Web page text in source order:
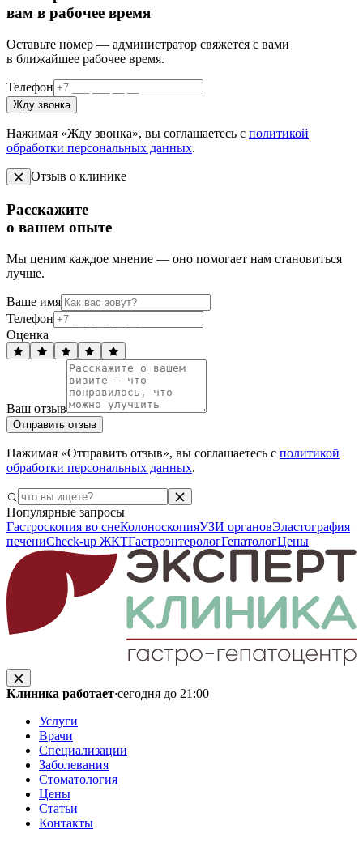
вам в рабочее время
Оставьте номер — администратор свяжется с вами
в ближайшее рабочее время.
Телефон
Жду звонка
Нажимая «Жду звонка», вы соглашаетесь с политикой
обработки персональных данных.
Отзыв о клинике
Расскажите
о вашем опыте
Мы ценим каждое мнение — оно помогает нам становиться
лучше.
Ваше имя
Телефон
Оценка
Ваш отзыв
Отправить отзыв
Нажимая «Отправить отзыв», вы соглашаетесь с политикой
обработки персональных данных.
Популярные запросы
Гастроскопия во снеКолоноскопияУЗИ органовЭластография
печениCheck-up ЖКТГастроэнтерологГепатологЦены
Клиника работает·сегодня до 21:00
Услуги
Врачи
Специализации
Заболевания
Стоматология
Цены
Статьи
Контакты